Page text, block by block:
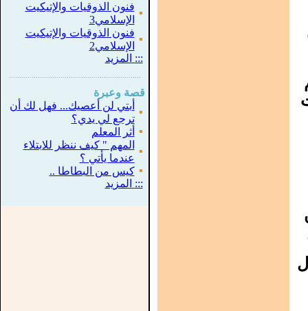
▪
فنون الذوقيات والإتيكيت
الإسلامي3
▪
فنون الذوقيات والإتيكيت
الإسلامي2
::: المزيد
قصة وعبرة
▪
أبتي لن أعصيك... فهل لك أن
ترجع لي يدي؟
▪ أثر المعلم
▪
المهم " كيف ننظر للابتلاء
عندما يأتي ؟
▪ كيس من البطاطا ..
::: المزيد